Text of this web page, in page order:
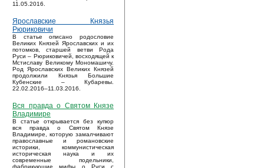
11.05.2016.
Ярославские Князья
Рюриковичи
В статье описано родословие
Великих Князей Ярославских и их
потомков, старшей ветви Рода
Руси – Рюриковичей, восходящей к
Мстиславу Великому Мономашичу.
Род Ярославских Великих Князей
продолжили Князья Большие
Кубенские – Кубаревы.
22.02.2016–11.03.2016.
Вся правда о Святом Князе
Владимире
В статье открывается без купюр
вся правда о Святом Князе
Владимире, которую замалчивают
православные и романовские
историки, коммунистическая
историческая наука и их
современные подельники,
фабрикующие мифы о Руси с